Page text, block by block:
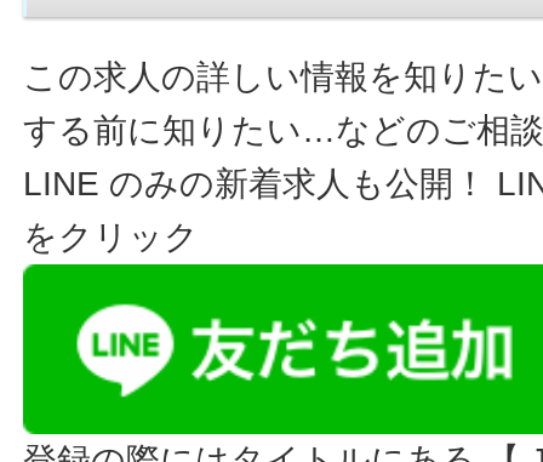
この求人の詳しい情報を知りた
する前に知りたい…などのご相
LINE のみの新着求人も公開！
をクリック